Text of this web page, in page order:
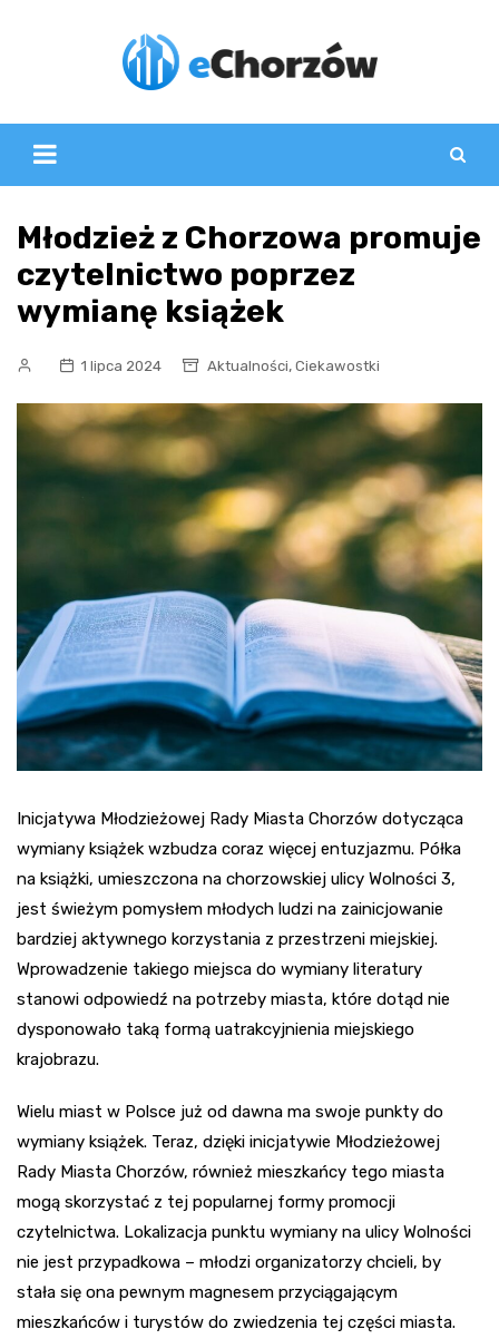
Młodzież z Chorzowa promuje
czytelnictwo poprzez
wymianę książek
1 lipca 2024 Aktualności, Ciekawostki
Inicjatywa Młodzieżowej Rady Miasta Chorzów dotycząca
wymiany książek wzbudza coraz więcej entuzjazmu. Półka
na książki, umieszczona na chorzowskiej ulicy Wolności 3,
jest świeżym pomysłem młodych ludzi na zainicjowanie
bardziej aktywnego korzystania z przestrzeni miejskiej.
Wprowadzenie takiego miejsca do wymiany literatury
stanowi odpowiedź na potrzeby miasta, które dotąd nie
dysponowało taką formą uatrakcyjnienia miejskiego
krajobrazu.
Wielu miast w Polsce już od dawna ma swoje punkty do
wymiany książek. Teraz, dzięki inicjatywie Młodzieżowej
Rady Miasta Chorzów, również mieszkańcy tego miasta
mogą skorzystać z tej popularnej formy promocji
czytelnictwa. Lokalizacja punktu wymiany na ulicy Wolności
nie jest przypadkowa – młodzi organizatorzy chcieli, by
stała się ona pewnym magnesem przyciągającym
mieszkańców i turystów do zwiedzenia tej części miasta.